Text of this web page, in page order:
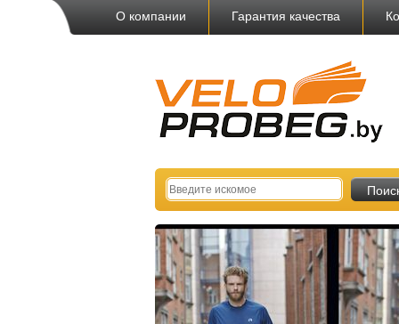
О компании Гарантия качества